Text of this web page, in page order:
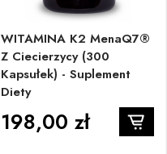
WITAMINA K2 MenaQ7®
Z Ciecierzycy (300
Kapsułek) - Suplement
Diety
198,00 zł